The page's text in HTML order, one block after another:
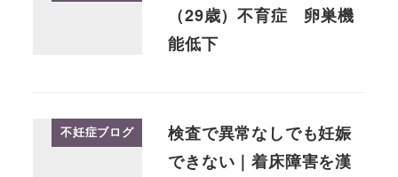
（29歳）不育症 卵巣機
能低下
不妊症ブログ
検査で異常なしでも妊娠
できない｜着床障害を漢